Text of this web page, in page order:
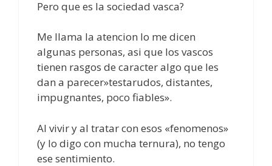
Pero que es la sociedad vasca?
Me llama la atencion lo me dicen
algunas personas, asi que los vascos
tienen rasgos de caracter algo que les
dan a parecer»testarudos, distantes,
impugnantes, poco fiables».
Al vivir y al tratar con esos «fenomenos»
(y lo digo con mucha ternura), no tengo
ese sentimiento.